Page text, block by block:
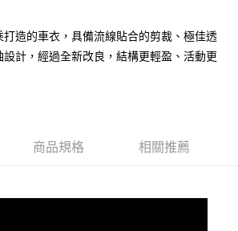
含以上)免運費
造的車衣，具備流線貼合的剪裁、極佳透
計，經過全新改良，結構更輕盈、活動更
商品規格 相關推薦